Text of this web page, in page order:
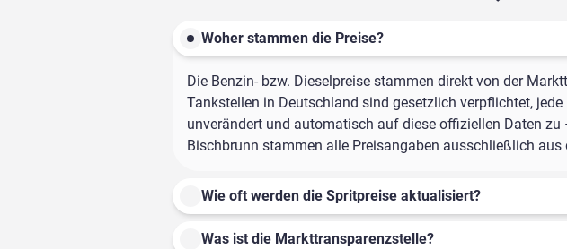
Woher stammen die Preise?
Die Benzin- bzw. Dieselpreise stammen direkt von der
Tankstellen in Deutschland sind gesetzlich verpflichtet,
unverändert und automatisch auf diese offiziellen Daten
Bischbrunn stammen alle Preisangaben ausschließlich aus
Wie oft werden die Spritpreise aktualisiert?
Was ist die Markttransparenzstelle?